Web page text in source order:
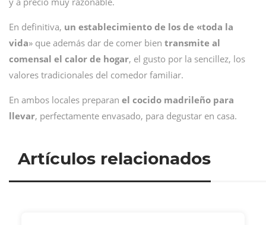
En definitiva, un establecimiento de los de «toda la
vida» que además dar de comer bien transmite al
comensal el calor de hogar, el gusto por la sencillez, los
valores tradicionales del comedor familiar.
En ambos locales preparan el cocido madrileño para
llevar, perfectamente envasado, para degustar en casa.
Artículos relacionados